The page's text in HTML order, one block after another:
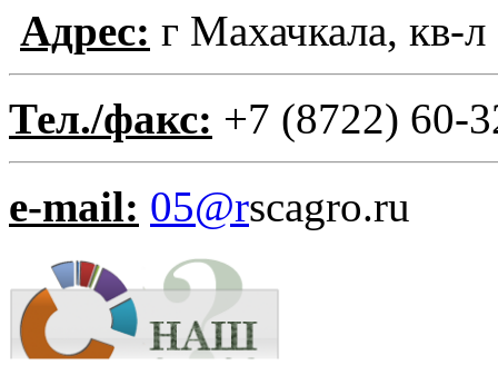
Адрес: г Махачкала, кв-
Тел./факс: +7 (8722) 60-
e-mail: 05@rscagro.ru